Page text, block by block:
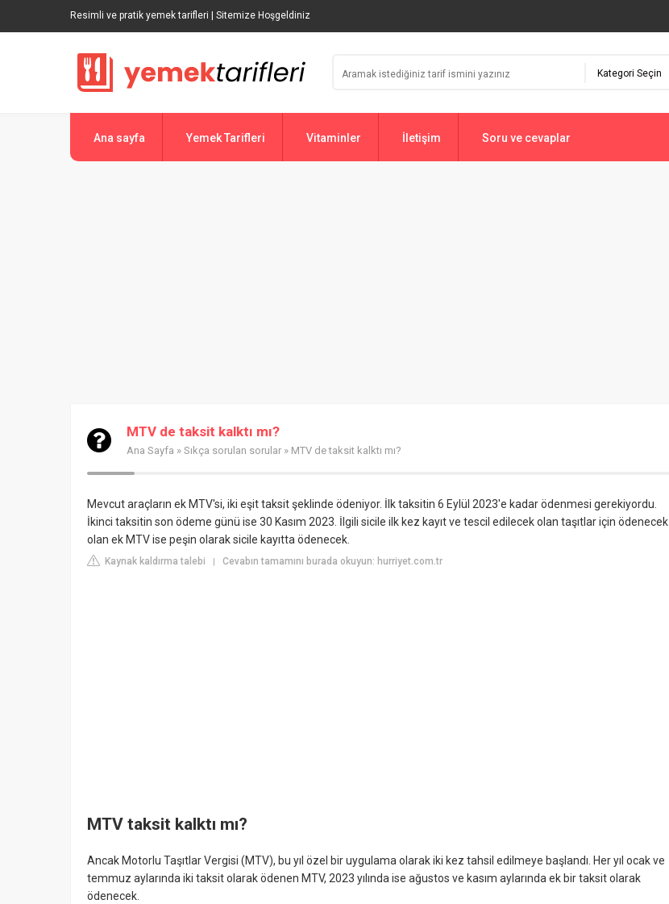
Resimli ve pratik yemek tarifleri | Sitemize Hoşgeldiniz
Ana sayfa Yemek Tarifleri Vitaminler İletişim Soru ve cevaplar
MTV de taksit kalktı mı?
Ana Sayfa » Sıkça sorulan sorular » MTV de taksit kalktı mı?
Mevcut araçların ek MTV'si, iki eşit taksit şeklinde ödeniyor. İlk taksitin 6 Eylül 2023'e kadar ödenmesi gerekiyordu.
İkinci taksitin son ödeme günü ise 30 Kasım 2023. İlgili sicile ilk kez kayıt ve tescil edilecek olan taşıtlar için ödenecek
olan ek MTV ise peşin olarak sicile kayıtta ödenecek.
Kaynak kaldırma talebi | Cevabın tamamını burada okuyun: hurriyet.com.tr
MTV taksit kalktı mı?
Ancak Motorlu Taşıtlar Vergisi (MTV), bu yıl özel bir uygulama olarak iki kez tahsil edilmeye başlandı. Her yıl ocak ve
temmuz aylarında iki taksit olarak ödenen MTV, 2023 yılında ise ağustos ve kasım aylarında ek bir taksit olarak
ödenecek.